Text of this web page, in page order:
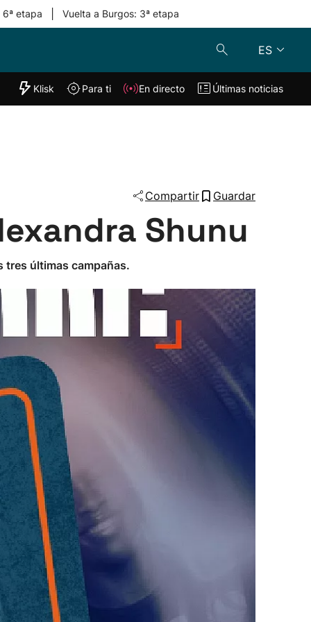
6ª etapa Vuelta a Burgos: 3ª etapa
ES
"Helmuga"
Klisk En directo
Klisk Para ti En directo Últimas noticias
Compartir Guardar
Shunu
tres últimas campañas.